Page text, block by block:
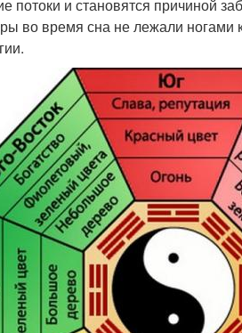
потоки и становятся причиной
во время сна не лежали